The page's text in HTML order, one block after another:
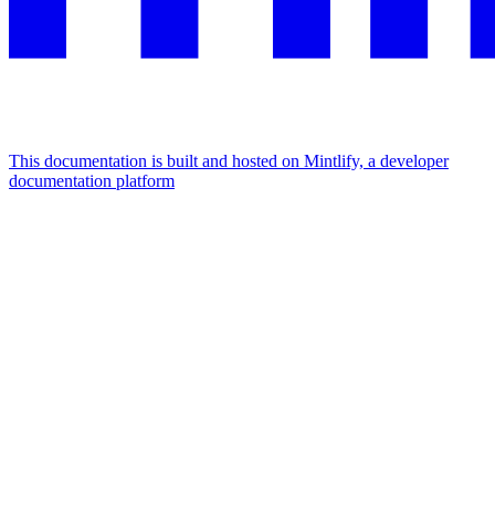
This documentation is built and hosted on Mintlify, a developer
documentation platform